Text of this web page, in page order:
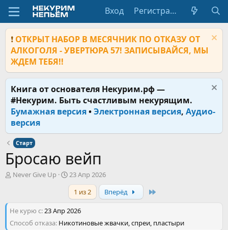
Вход Регистрация
❗ ОТКРЫТ НАБОР В МЕСЯЧНИК ПО ОТКАЗУ ОТ
АЛКОГОЛЯ - УВЕРТЮРА 57! ЗАПИСЫВАЙСЯ, МЫ
ЖДЕМ ТЕБЯ!!
Книга от основателя Некурим.рф —
#Некурим. Быть счастливым некурящим.
Бумажная версия•Электронная версия, Аудио-
версия
Старт
Бросаю вейп
А
р
т
Never Give Up
Д
а
а
н
а
23 Апр 2026
1 из 2
Вперёд
Не курю с 23 Апр 2026
Способ отказа Никотиновые жвачки, спреи, пластыри